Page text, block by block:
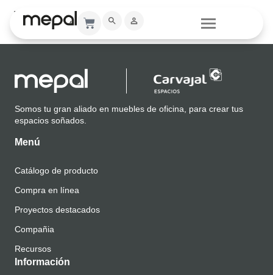
Renders
Somos tu gran aliado en muebles de oficina, para crear tus
espacios soñados.
Menú
Catálogo de producto
Compra en línea
Proyectos destacados
Compañia
Recursos
Información